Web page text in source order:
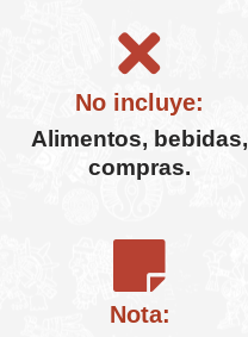
No incluye:
Alimentos, bebidas,
compras.
Nota: